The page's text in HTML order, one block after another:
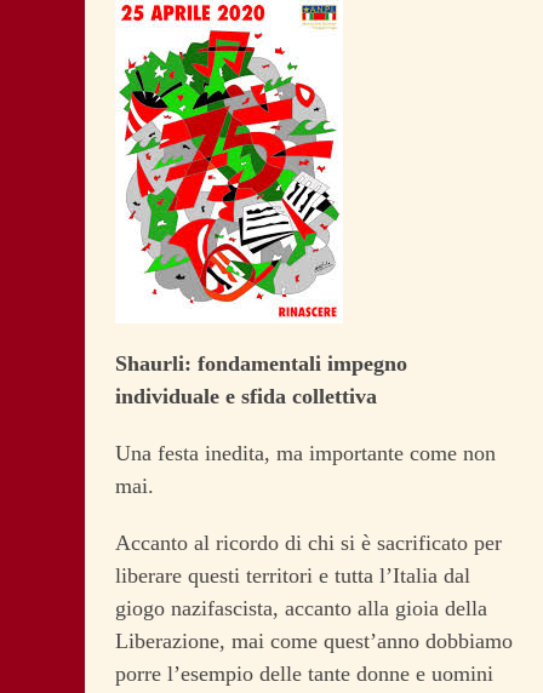
Shaurli: fondamentali impegno
individuale e sfida collettiva
Una festa inedita, ma importante come non
mai.
Accanto al ricordo di chi si è sacrificato per
liberare questi territori e tutta l’Italia dal
giogo nazifascista, accanto alla gioia della
Liberazione, mai come quest’anno dobbiamo
porre l’esempio delle tante donne e uomini